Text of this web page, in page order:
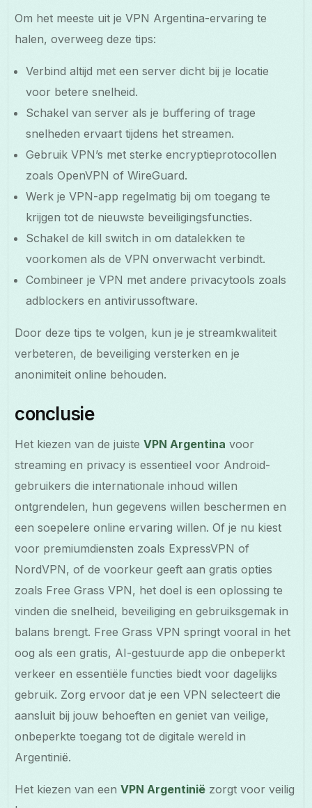
Om het meeste uit je VPN Argentina-ervaring te
halen, overweeg deze tips:
Verbind altijd met een server dicht bij je locatie
voor betere snelheid.
Schakel van server als je buffering of trage
snelheden ervaart tijdens het streamen.
Gebruik VPN’s met sterke encryptieprotocollen
zoals OpenVPN of WireGuard.
Werk je VPN-app regelmatig bij om toegang te
krijgen tot de nieuwste beveiligingsfuncties.
Schakel de kill switch in om datalekken te
voorkomen als de VPN onverwacht verbindt.
Combineer je VPN met andere privacytools zoals
adblockers en antivirussoftware.
Door deze tips te volgen, kun je je streamkwaliteit
verbeteren, de beveiliging versterken en je
anonimiteit online behouden.
conclusie
Het kiezen van de juisteVPN Argentina voor
streaming en privacy is essentieel voor Android-
gebruikers die internationale inhoud willen
ontgrendelen, hun gegevens willen beschermen en
een soepelere online ervaring willen. Of je nu kiest
voor premiumdiensten zoals ExpressVPN of
NordVPN, of de voorkeur geeft aan gratis opties
zoals Free Grass VPN, het doel is een oplossing te
vinden die snelheid, beveiliging en gebruiksgemak in
balans brengt. Free Grass VPN springt vooral in het
oog als een gratis, AI-gestuurde app die onbeperkt
verkeer en essentiële functies biedt voor dagelijks
gebruik. Zorg ervoor dat je een VPN selecteert die
aansluit bij jouw behoeften en geniet van veilige,
onbeperkte toegang tot de digitale wereld in
Argentinië.
Het kiezen van eenVPN Argentinië zorgt voor veilig